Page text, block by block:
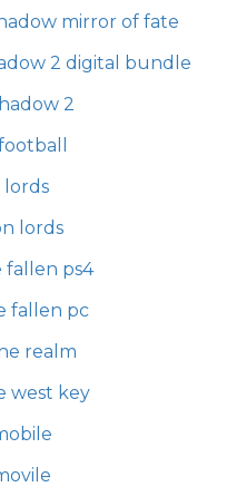
mirror of fate
2 digital bundle
2
lords
fallen ps4
fallen pc
realm
west key